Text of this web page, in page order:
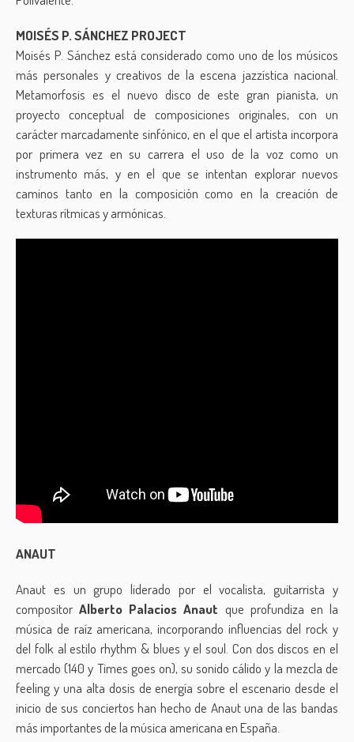
MOISÉS P. SÁNCHEZ PROJECT
Moisés P. Sánchez está considerado como uno de los músicos
más personales y creativos de la escena jazzística nacional.
Metamorfosis es el nuevo disco de este gran pianista, un
proyecto conceptual de composiciones originales, con un
carácter marcadamente sinfónico, en el que el artista incorpora
por primera vez en su carrera el uso de la voz como un
instrumento más, y en el que se intentan explorar nuevos
caminos tanto en la composición como en la creación de
texturas rítmicas y armónicas.
ANAUT
Anaut es un grupo liderado por el vocalista, guitarrista y
compositorAlberto Palacios Anaut que profundiza en la
música de raíz americana, incorporando influencias del rock y
del folk al estilo rhythm & blues y el soul. Con dos discos en el
mercado (140 y Times goes on), su sonido cálido y la mezcla de
feeling y una alta dosis de energía sobre el escenario desde el
inicio de sus conciertos han hecho de Anaut una de las bandas
más importantes de la música americana en España.